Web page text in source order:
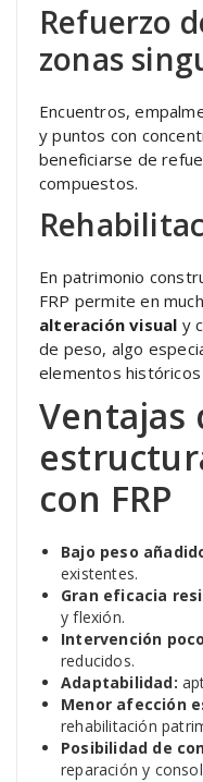
Refuerzo
zonas
Encuentros,
y puntos con
beneficiarse de
compuestos.
En patrimonio
FRP permite en
alteración visual y
de peso, algo
elementos
Ventajas
con FRP
Bajo peso
existentes.
Gran eficacia
y flexión.
Intervención
reducidos.
Adaptabilidad:
Menor afección
rehabilitación
Posibilidad de
reparación y